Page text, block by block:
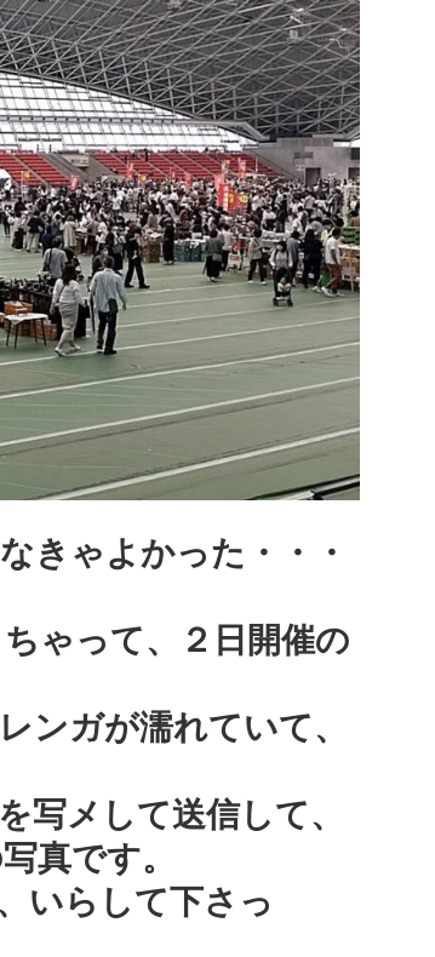
きゃよかった・・・
ゃって、２日開催の
ンガが濡れていて、
写メして送信して、
真です。
いらして下さっ